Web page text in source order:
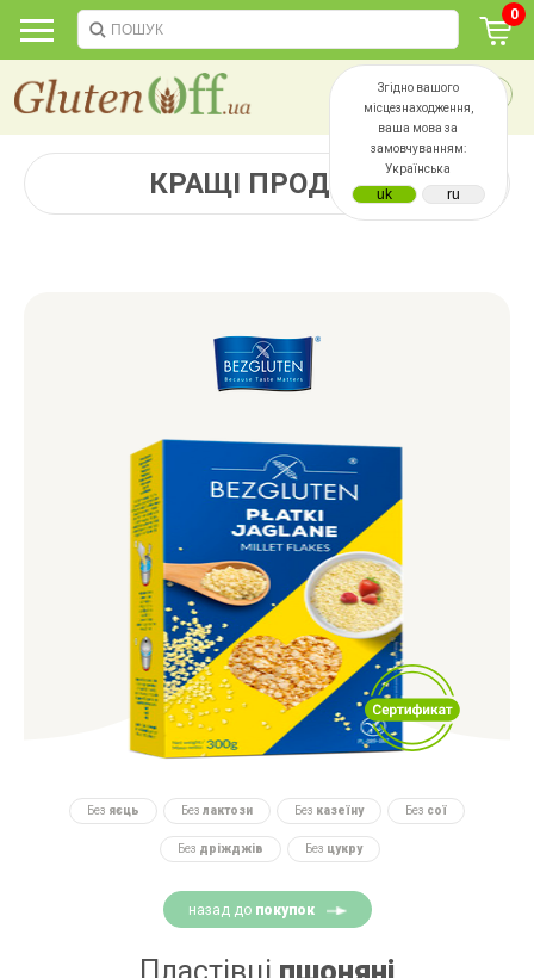
Згідно вашого
місцезнаходження,
ваша мова за
замовчуванням:
Українська
0
КРАЩІ ПРОДАЖІ
Без яєць Без лактози Без казеїну Без сої
Без дріжджів Без цукру
назад до покупок